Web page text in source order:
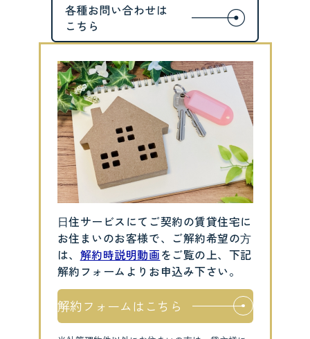
⽇住サービスにてご契約の賃貸住宅に
お住まいのお客様で、ご解約希望の⽅
は、 解約時説明動画をご覧の上、下記
解約フォームよりお申込み下さい。
解約フォームはこちら